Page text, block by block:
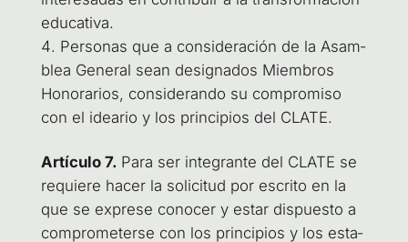
educativa.
Per­so­nas que a con­si­de­ra­ción de la Asam­
blea Gene­ral sean desig­na­dos Miem­bros
Hono­ra­rios, con­si­de­ran­do su com­pro­mi­so
con el idea­rio y los prin­ci­pios del CLATE.
Artícu­lo 7. Para ser inte­gran­te del CLA­TE se
requie­re hacer la soli­ci­tud por escri­to en la
que se expre­se cono­cer y estar dis­pues­to a
com­pro­me­ter­se con los prin­ci­pios y los esta­